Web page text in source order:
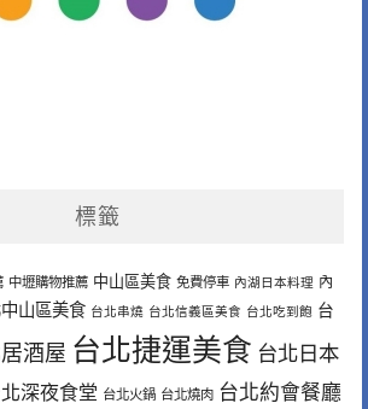
標籤
中壢購物推薦 中山區美食 免費停車 內湖日本料理 內
山區美食 台北串燒 台北信義區美食 台北吃到飽 台
酒屋 台北捷運美食 台北日本
深夜食堂 台北火鍋 台北燒肉 台北約會餐廳